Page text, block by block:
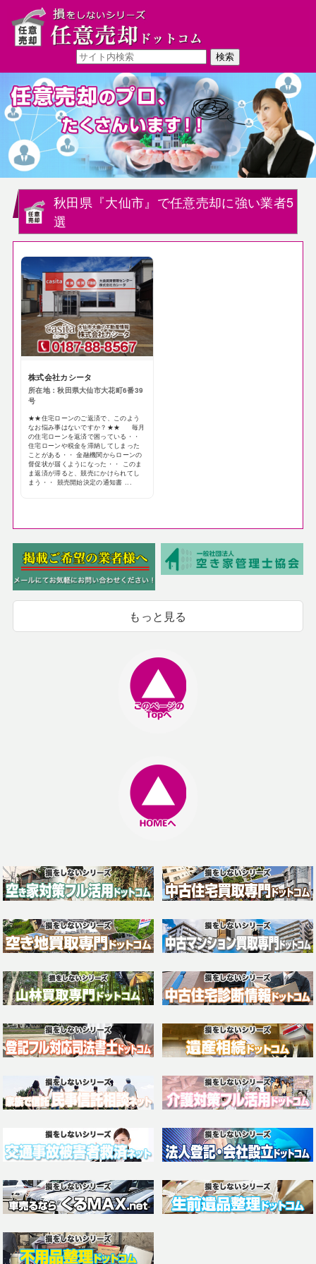
秋田県『大仙市』で任意売却に強い業者5
選
株式会社カシータ
所在地：秋田県大仙市大花町6番39
号
★★住宅ローンのご返済で、このよう
なお悩み事はないですか？★★ 毎月
の住宅ローンを返済で困っている・・
住宅ローンや税金を滞納してしまった
ことがある・・ 金融機関からローンの
督促状が届くようになった・・ このま
ま返済が滞ると、競売にかけられてし
まう・・ 競売開始決定の通知書 ...
もっと見る